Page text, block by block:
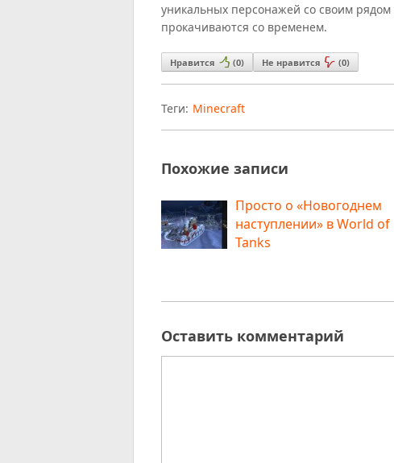
уникальных персонажей со своим
прокачиваются со временем.
Нравится (0) Не нравится (0)
Теги: Minecraft
Похожие записи
Просто о «Новогоднем
наступлении» в World of
Tanks
Оставить комментарий